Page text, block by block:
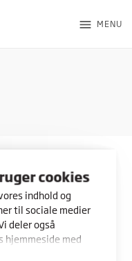
cookies
indhold og
til sociale medier
deler også
hjemmeside med
menu MENU